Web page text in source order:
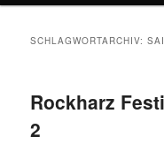
SCHLAGWORTARCHIV:
Rockharz
2